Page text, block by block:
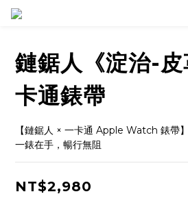
鏈鋸人《淀治-
卡通錶帶
【鏈鋸人 × 一卡通 Apple Watch 錶帶
一錶在手，暢行無阻
NT$2,980